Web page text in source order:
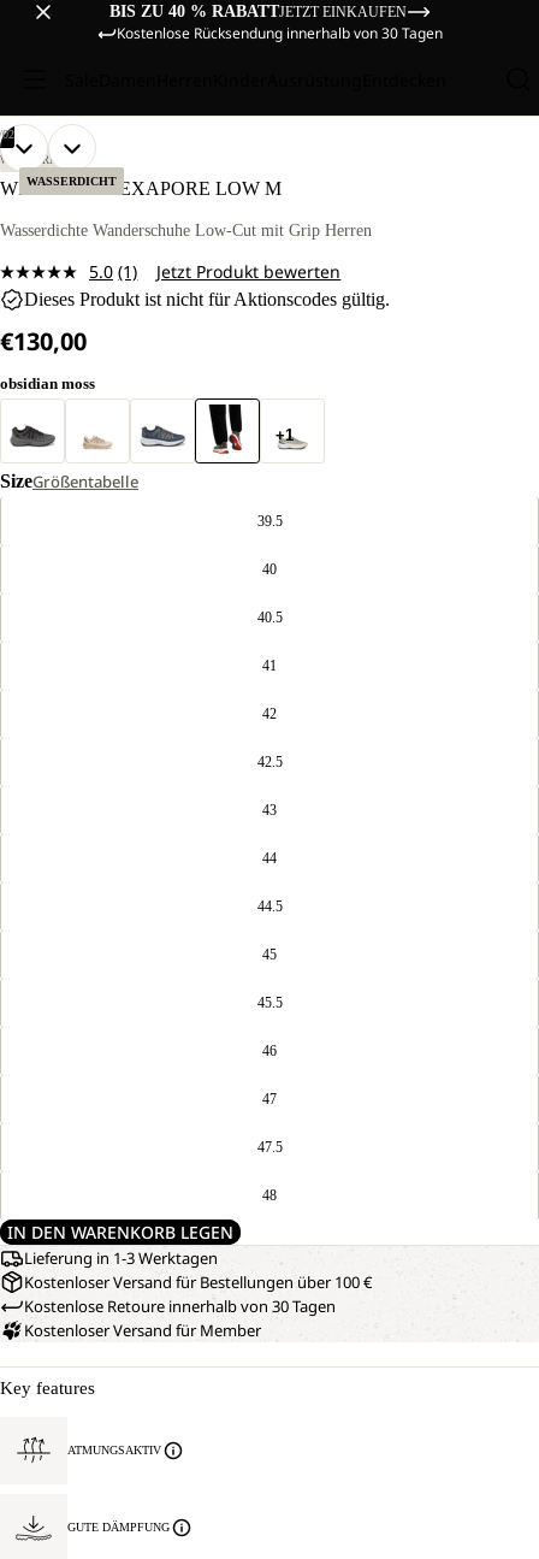
BIS ZU 40 % RABATTJETZT EINKAUFEN
Kostenlose Rücksendung innerhalb von 30 Tagen
WASSERDICHT
02
BILD
IM
ÖFFNEN
BILD
IM
ÖFFNEN
WANDERN
WILD HIKE TEXAPORE LOW M
Wasserdichte Wanderschuhe Low-Cut mit Grip Herren
5.0 Bewertung
lesen.
(1) Jetzt Produkt bewerten
Dieses Produkt ist nicht für Aktionscodes gültig.
€130,00
obsidian moss
+1
SizeGrößentabelle
39.5
40
40.5
41
42
42.5
43
44
44.5
45
45.5
46
47
47.5
48
IN DEN WARENKORB LEGEN
Lieferung in 1-3 Werktagen
Kostenloser Versand für Bestellungen über 100 €
Kostenlose Retoure innerhalb von 30 Tagen
Kostenloser Versand für Member
Key features
ATMUNGSAKTIV
GUTE DÄMPFUNG